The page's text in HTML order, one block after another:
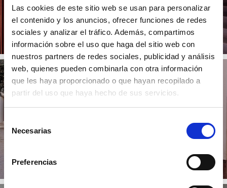
Las cookies de este sitio web se usan para personalizar
el contenido y los anuncios, ofrecer funciones de redes
sociales y analizar el tráfico. Además, compartimos
información sobre el uso que haga del sitio web con
nuestros partners de redes sociales, publicidad y análisis
web, quienes pueden combinarla con otra información
que les haya proporcionado o que hayan recopilado a
partir del uso que haya hecho de sus servicios.
Selección
Necesarias
Preferencias